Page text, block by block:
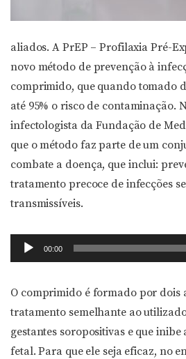
aliados. A PrEP – Profilaxia Pré-
novo método de prevenção à
comprimido, que quando tomado
até 95% o risco de contaminação.
infectologista da Fundação de
que o método faz parte de um
combate a doença, que inclui:
tratamento precoce de infecções
transmissíveis.
Tocador
de
00:00
O comprimido é formado por dois
tratamento semelhante ao
gestantes soropositivas e que
fetal. Para que ele seja eficaz, no